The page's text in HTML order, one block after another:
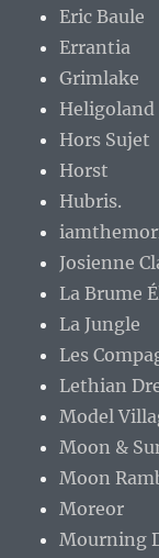
Eric Baule
Errantia
Grimlake
Heligoland
Hors Sujet
Horst
Hubris.
Josienne
La Brume
La Jungle
Les
Lethian
Model
Moon &
Moon
Moreor
Mourning